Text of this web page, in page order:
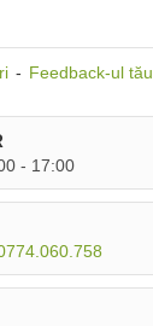
- Feedback-ul tău
- 17:00